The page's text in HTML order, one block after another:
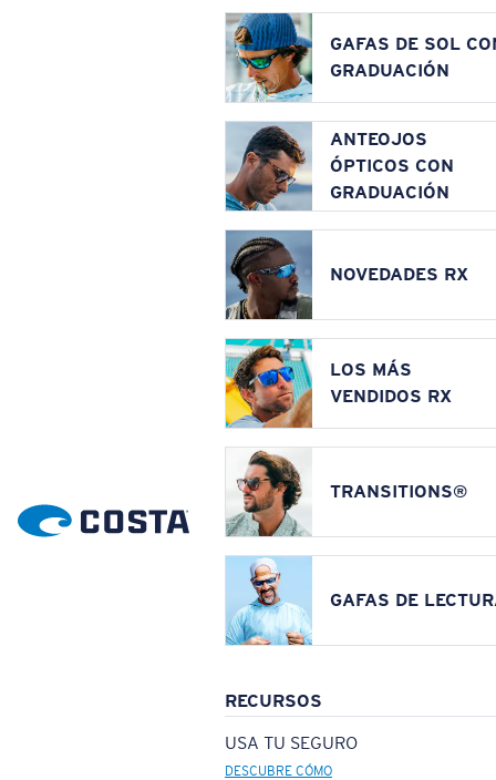
GAFAS DE SOL
GRADUACIÓN
ANTEOJOS
ÓPTICOS CON
GRADUACIÓN
NOVEDADES RX
LOS MÁS
VENDIDOS RX
TRANSITIONS®
GAFAS DE
RECURSOS
USA TU SEGURO
DESCUBRE CÓMO